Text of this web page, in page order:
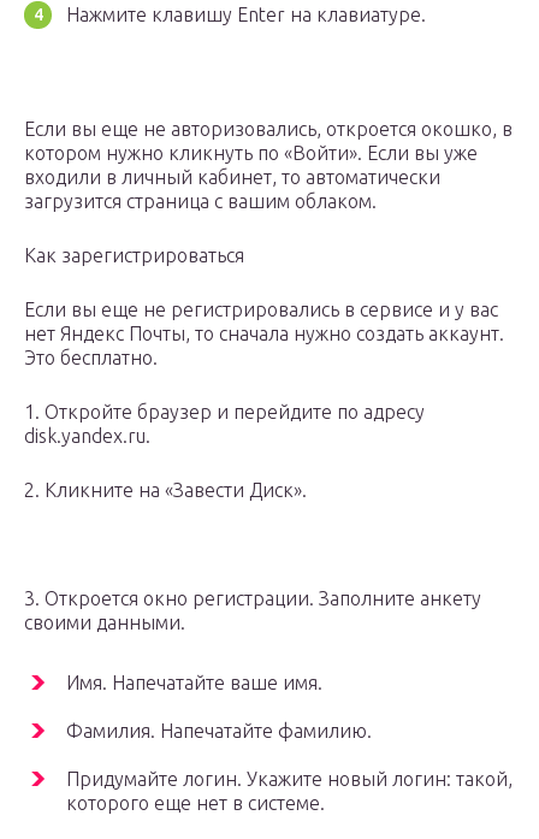
Нажмите клавишу Enter на клавиатуре.
Если вы еще не авторизовались, откроется окошко, в
котором нужно кликнуть по «Войти». Если вы уже
входили в личный кабинет, то автоматически
загрузится страница с вашим облаком.
Как зарегистрироваться
Если вы еще не регистрировались в сервисе и у вас
нет Яндекс Почты, то сначала нужно создать аккаунт.
Это бесплатно.
1. Откройте браузер и перейдите по адресу
disk.yandex.ru.
2. Кликните на «Завести Диск».
3. Откроется окно регистрации. Заполните анкету
своими данными.
Имя. Напечатайте ваше имя.
Фамилия. Напечатайте фамилию.
Придумайте логин. Укажите новый логин: такой,
которого еще нет в системе.